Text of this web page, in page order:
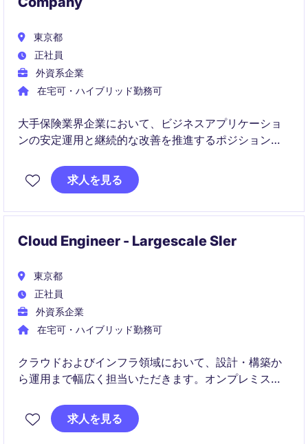
東京都
正社員
外資系企業
在宅可・ハイブリッド勤務可
大手保険業界企業において、ビジネスアプリケーショ
ンの安定運用と継続的な改善を推進するポジションで
の高度化を通じて、ビジネス価値の迅速な提供に貢献
していただきます。
求人を見る
Cloud Engineer - Largescale SIer
東京都
正社員
外資系企業
在宅可・ハイブリッド勤務可
クラウドおよびインフラ領域において、設計・構築か
ら運用まで幅広く担当いただきます。オンプレミスか
を行いながらスキルを高められるポジションです。
求人を見る